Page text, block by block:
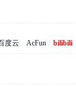
度云 AcFun bilibili